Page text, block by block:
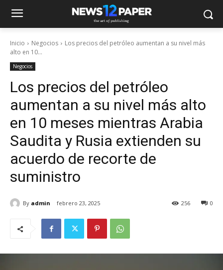
Inicio Negocios
Los precios del petróleo aumentan a su nivel más
alto en 10...
Negocios
Los precios del petróleo
aumentan a su nivel más alto
en 10 meses mientras Arabia
Saudita y Rusia extienden su
acuerdo de recorte de
suministro
By admin febrero 23, 2025 0
256